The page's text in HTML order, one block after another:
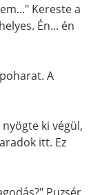
Kereste a
Én... én
A
ki végül,
itt. Ez